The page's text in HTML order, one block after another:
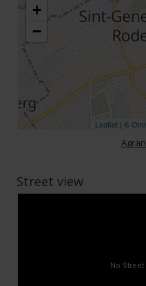
+
−
Leaflet| ©
Street view